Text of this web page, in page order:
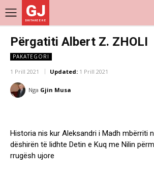
GJ
DRITARE E RE
Përgatiti Albert Z. ZHOLI
PAKATEGORI
1 Prill 2021 Updated: 1 Prill 2021
Nga Gjin Musa
Historia nis kur Aleksandri i Madh mbërriti
dëshirën të lidhte Detin e Kuq me Nilin
rrugësh ujore